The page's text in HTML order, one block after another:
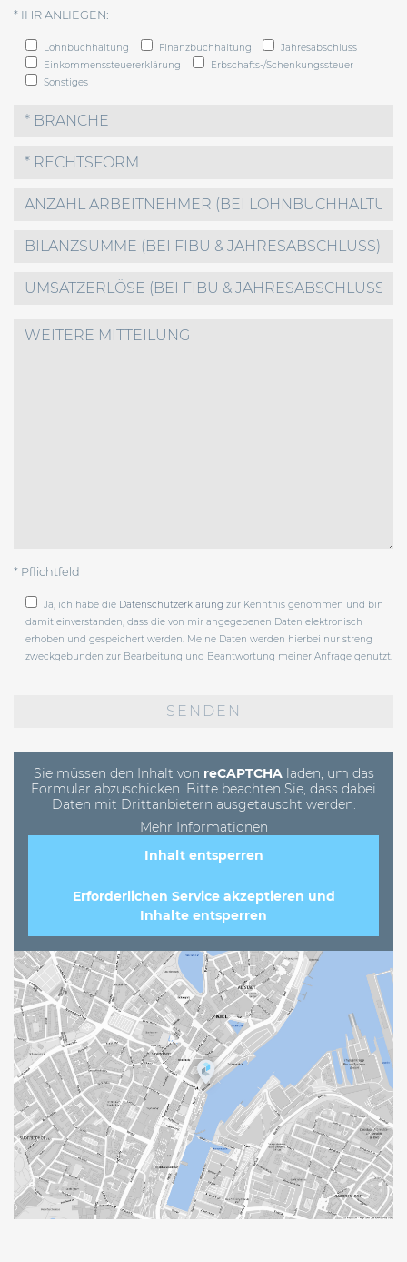
* IHR ANLIEGEN:
Lohnbuchhaltung Finanzbuchhaltung
Jahresabschluss
Einkommenssteuererklärung
Erbschafts-/Schenkungssteuer
Sonstiges
* Pflichtfeld
Ja, ich habe die Datenschutzerklärung zur Kenntnis genommen und bin
damit einverstanden, dass die von mir angegebenen Daten elektronisch
erhoben und gespeichert werden. Meine Daten werden hierbei nur streng
zweckgebunden zur Bearbeitung und Beantwortung meiner Anfrage genutzt.
Sie müssen den Inhalt von reCAPTCHAladen, um das
Formular abzuschicken. Bitte beachten Sie, dass dabei
Daten mit Drittanbietern ausgetauscht werden.
Mehr Informationen
Inhalt entsperren
Erforderlichen Service akzeptieren und
Inhalte entsperren